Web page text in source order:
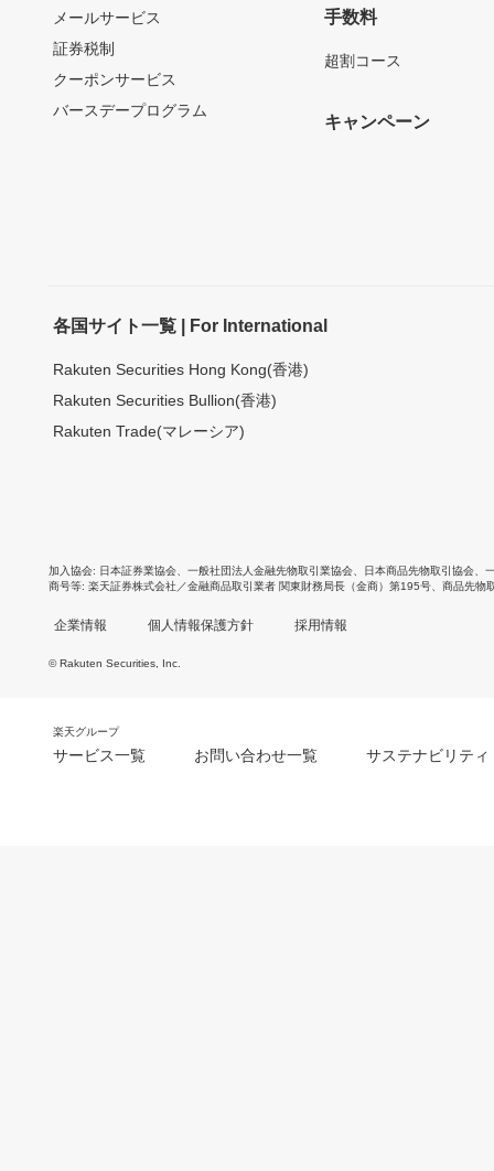
メールサービス
証券税制
クーポンサービス
バースデープログラム
手数料
超割コース
キャンペーン
各国サイト一覧 | For International
Rakuten Securities Hong Kong(香港)
Rakuten Securities Bullion(香港)
Rakuten Trade(マレーシア)
加入協会 日本証券業協会、 一般社団法人金融先物取引業協会、 日本商品先物取引協会、
商号等 楽天証券株式会社／金融商品取引業者 関東財務局長（金商）第195号、商品先物
企業情報 個人情報保護方針 採用情報
© Rakuten Securities, Inc.
楽天グループ
サービス一覧 お問い合わせ一覧 サステナビリティ